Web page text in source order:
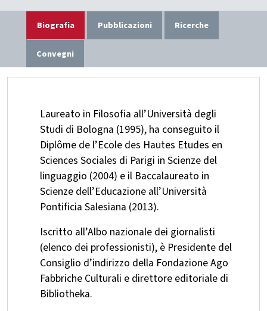
Biografia Pubblicazioni Ricerche
Convegni
Laureato in Filosofia all’Università degli
Studi di Bologna (1995), ha conseguito il
Diplôme de l’Ecole des Hautes Etudes en
Sciences Sociales di Parigi in Scienze del
linguaggio (2004) e il Baccalaureato in
Scienze dell’Educazione all’Università
Pontificia Salesiana (2013).
Iscritto all’Albo nazionale dei giornalisti
(elenco dei professionisti), è Presidente del
Consiglio d’indirizzo della Fondazione Ago
Fabbriche Culturali e direttore editoriale di
Bibliotheka.